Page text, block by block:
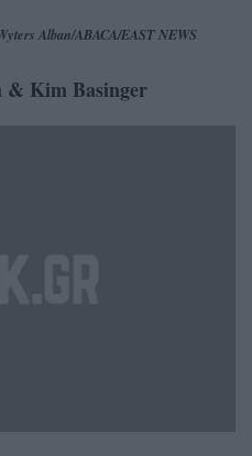
Alban/ABACA/EAST NEWS
& Kim Basinger